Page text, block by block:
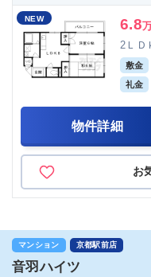
NEW 6.8
2ＬＤ
敷金
礼金
物件詳細
お
マンション 京都駅前店
音羽ハイツ